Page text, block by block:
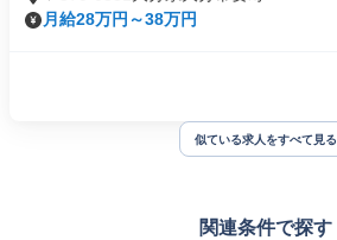
月給28万円～38万円
似ている求人をすべて見る
関連条件で探す